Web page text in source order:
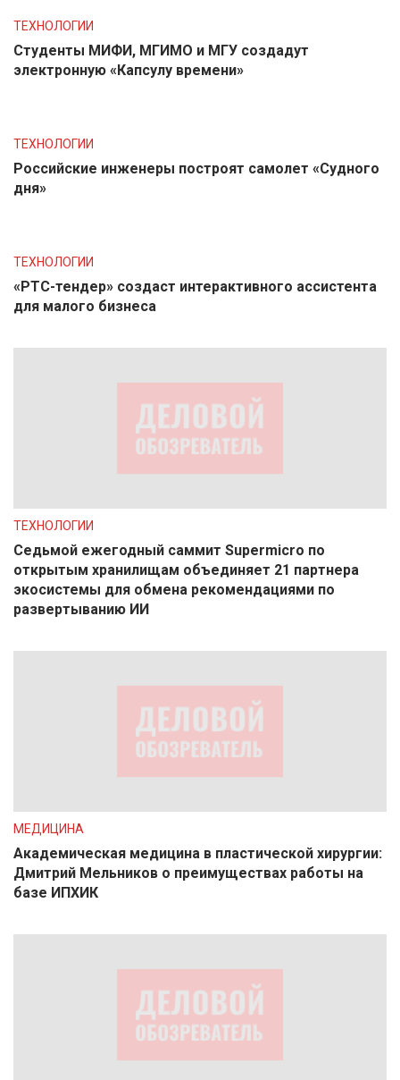
ТЕХНОЛОГИИ
Студенты МИФИ, МГИМО и МГУ создадут
электронную «Капсулу времени»
ТЕХНОЛОГИИ
Российские инженеры построят самолет «Судного
дня»
ТЕХНОЛОГИИ
«РТС-тендер» создаст интерактивного ассистента
для малого бизнеса
ТЕХНОЛОГИИ
Седьмой ежегодный саммит Supermicro по
открытым хранилищам объединяет 21 партнера
экосистемы для обмена рекомендациями по
развертыванию ИИ
МЕДИЦИНА
Академическая медицина в пластической хирургии:
Дмитрий Мельников о преимуществах работы на
базе ИПХИК